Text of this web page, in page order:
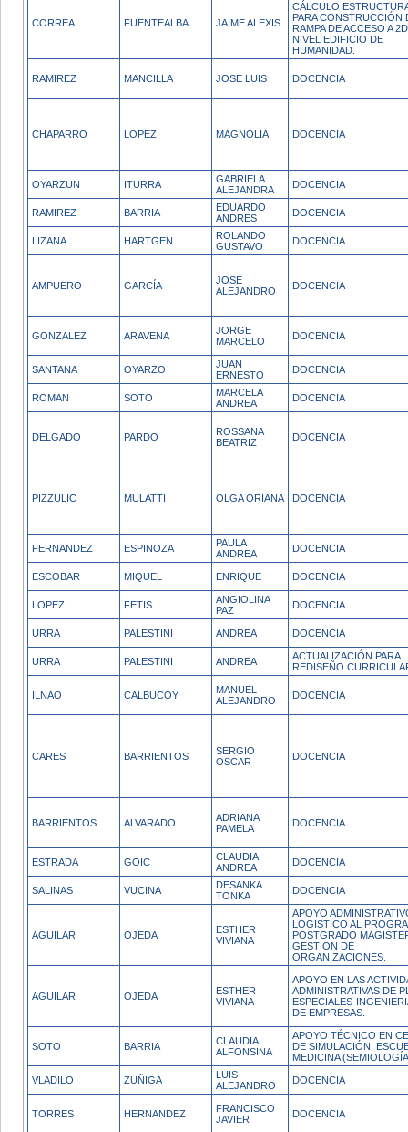
CORREA FUENTEALBA JAIME ALEXIS
CÁLCULO
PARA CONSTRUCCIÓN
RAMPA DE ACCESO A
NIVEL EDIFICIO DE
HUMANIDAD.
RAMIREZ MANCILLA JOSE LUIS DOCENCIA
CHAPARRO LOPEZ MAGNOLIA DOCENCIA
OYARZUN ITURRA
GABRIELA
ALEJANDRA
DOCENCIA
RAMIREZ BARRIA
EDUARDO
ANDRES
DOCENCIA
LIZANA HARTGEN
ROLANDO
GUSTAVO
DOCENCIA
AMPUERO GARCÍA
JOSÉ
ALEJANDRO
DOCENCIA
GONZALEZ ARAVENA
JORGE
MARCELO
DOCENCIA
SANTANA OYARZO
JUAN
ERNESTO
DOCENCIA
ROMAN SOTO
MARCELA
ANDREA
DOCENCIA
DELGADO PARDO
ROSSANA
BEATRIZ
DOCENCIA
PIZZULIC MULATTI OLGA ORIANA DOCENCIA
FERNANDEZ ESPINOZA
PAULA
ANDREA
DOCENCIA
ESCOBAR MIQUEL ENRIQUE DOCENCIA
LOPEZ FETIS
ANGIOLINA
PAZ
DOCENCIA
URRA PALESTINI ANDREA DOCENCIA
URRA PALESTINI ANDREA
ACTUALIZACIÓN PARA
REDISEÑO
ILNAO CALBUCOY
MANUEL
ALEJANDRO
DOCENCIA
CARES BARRIENTOS
SERGIO
OSCAR
DOCENCIA
BARRIENTOS ALVARADO
ADRIANA
PAMELA
DOCENCIA
ESTRADA GOIC
CLAUDIA
ANDREA
DOCENCIA
SALINAS VUCINA
DESANKA
TONKA
DOCENCIA
AGUILAR OJEDA
ESTHER
VIVIANA
APOYO
LOGISTICO AL
POSTGRADO
GESTION DE
ORGANIZACIONES.
AGUILAR OJEDA
ESTHER
VIVIANA
APOYO EN LAS
ADMINISTRATIVAS DE
ESPECIALES-
DE EMPRESAS.
SOTO BARRIA
CLAUDIA
ALFONSINA
APOYO TÉCNICO EN
DE SIMULACIÓN,
MEDICINA
VLADILO ZUÑIGA
LUIS
ALEJANDRO
DOCENCIA
TORRES HERNANDEZ
FRANCISCO
JAVIER
DOCENCIA